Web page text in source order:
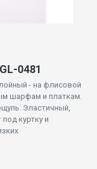
0481
- на флисовой
шарфам и платкам.
Эластичный,
куртку и